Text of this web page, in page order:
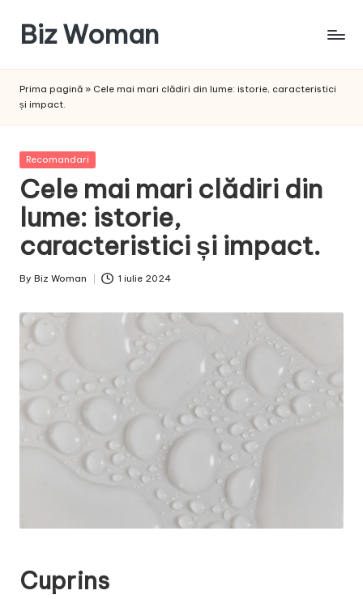
content
Biz Woman
succesul
Prima pagină » Cele mai mari clădiri din lume: istorie, caracteristici
și impact.
Posted
Recomandari
Cele mai mari clădiri din
lume: istorie,
caracteristici și impact.
Posted
By Biz Woman 1 iulie 2024
Cuprins